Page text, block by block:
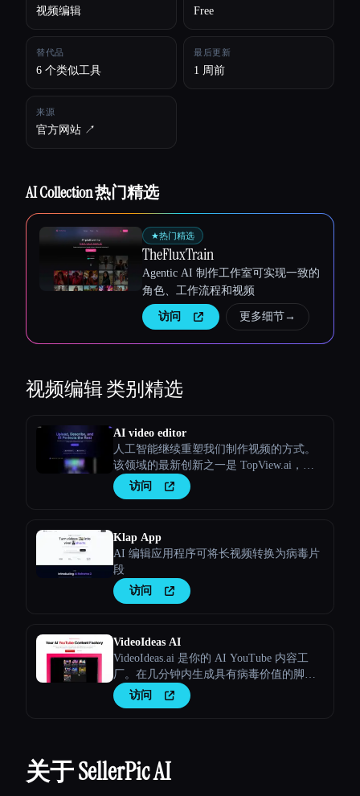
视频编辑 Free
替代品
6 个类似工具
最后更新
1 周前
来源
官方网站 ↗︎
AI Collection 热门精选
★热门精选
TheFluxTrain
Agentic AI 制作工作室可实现一致的
角色、工作流程和视频
访问 更多细节→
视频编辑类别精选
AI video editor
人工智能继续重塑我们制作视频的方式。
该领域的最新创新之一是 TopView.ai，这
是一款在线人工智能视频编辑器，它利用
人工智能的力量来简化流程
访问
Klap App
AI 编辑应用程序可将长视频转换为病毒片
段
访问
VideoIdeas AI
VideoIdeas.ai 是你的 AI YouTube 内容工
厂。在几分钟内生成具有病毒价值的脚
本、新鲜的视频创意和引人入胜的内容。
访问
关于 SellerPic AI